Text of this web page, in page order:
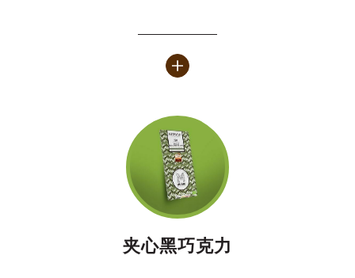
夹心黑巧克力